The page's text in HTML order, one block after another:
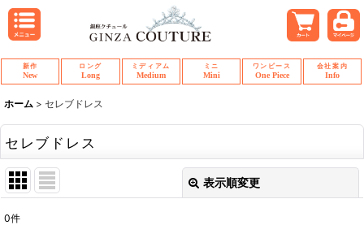
新作
New
ロング
Long
ミディアム
Medium
ミニ
Mini
ワンピース
One Piece
会社案内
Info
ホーム > セレブドレス
セレブドレス
表示順変更
0件